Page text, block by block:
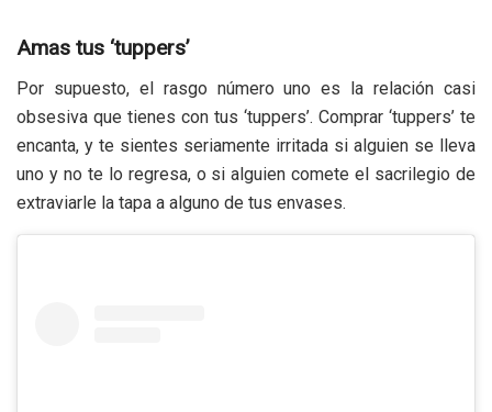
Amas tus ‘tuppers’
Por supuesto, el rasgo número uno es la relación casi
obsesiva que tienes con tus ‘tuppers’. Comprar ‘tuppers’ te
encanta, y te sientes seriamente irritada si alguien se lleva
uno y no te lo regresa, o si alguien comete el sacrilegio de
extraviarle la tapa a alguno de tus envases.